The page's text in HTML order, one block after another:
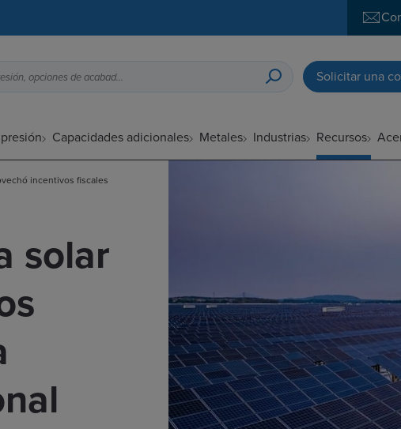
Guía de diseño para fundición a presión, opciones de acabado superficial, etc. Solicitar una
Capacidades adicionales Metales Industrias Recursos
incentivos fiscales
solar